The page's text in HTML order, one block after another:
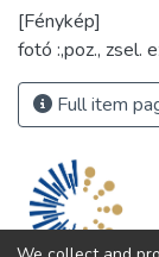
[Fénykép]
fotó :,poz., zsel.
Full item